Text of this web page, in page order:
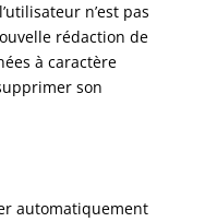
n’est pas
rédaction de
à caractère
son
automatiquement